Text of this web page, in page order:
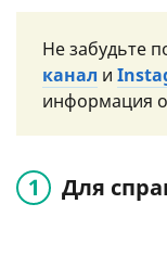
Не забудьте
канал и
информация
Для